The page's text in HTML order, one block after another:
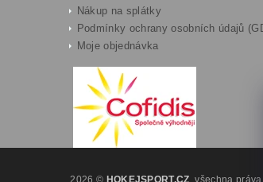
Nákup na splátky
Podmínky ochrany osobních údajů
Moje objednávka
2026 © HOKEJSPORT.CZ , všechna